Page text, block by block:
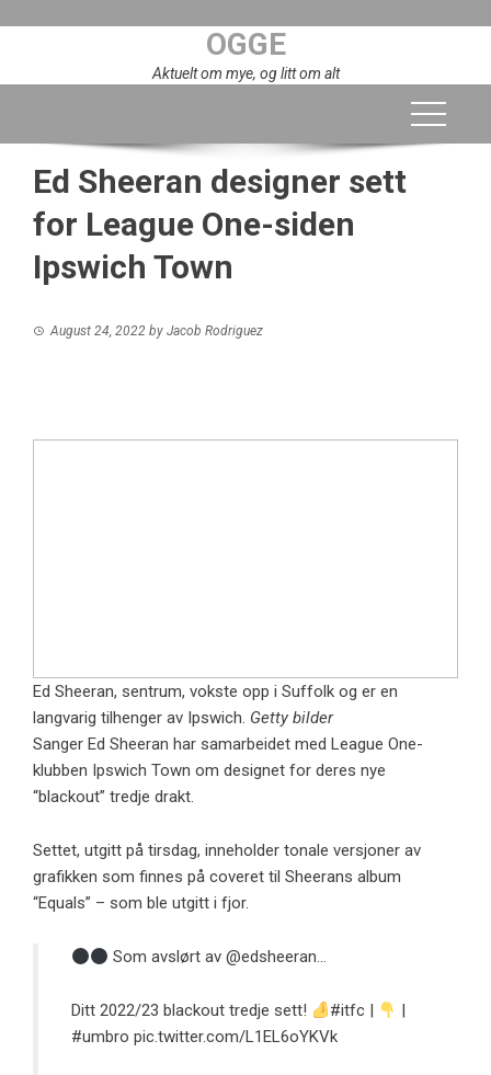
OGGE
Aktuelt om mye, og litt om alt
Ed Sheeran designer sett
for League One-siden
Ipswich Town
August 24, 2022 by Jacob Rodriguez
Ed Sheeran, sentrum, vokste opp i Suffolk og er en
langvarig tilhenger av Ipswich. Getty bilder
Sanger Ed Sheeran har samarbeidet med League One-
klubben Ipswich Town om designet for deres nye
“blackout” tredje drakt.
Settet, utgitt på tirsdag, inneholder tonale versjoner av
grafikken som finnes på coveret til Sheerans album
“Equals” – som ble utgitt i fjor.
Som avslørt av@edsheeran…
Ditt 2022/23 blackout tredje sett! #itfc |
|
#umbro pic.twitter.com/L1EL6oYKVk